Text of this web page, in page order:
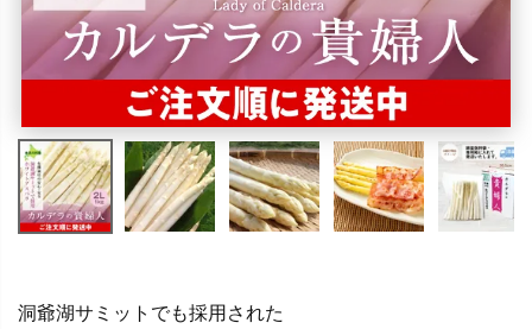
洞爺湖サミットでも採用された